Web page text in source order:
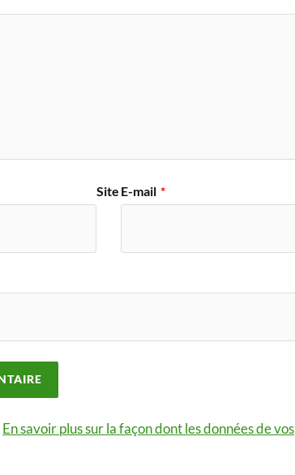
E-mail *
Site
En savoir plus sur la façon dont les données de vos